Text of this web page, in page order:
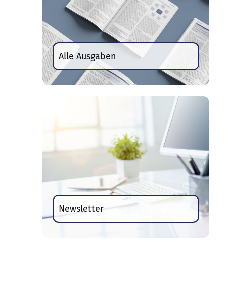
Alle Ausgaben
Newsletter